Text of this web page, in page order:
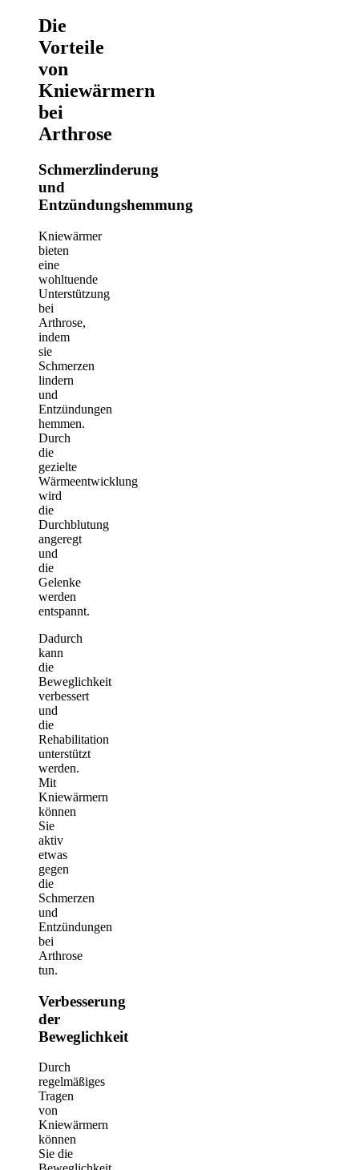
Die
Vorteile
von
Kniewärmern
bei
Arthrose
Schmerzlinderung
und
Entzündungshemmung
Kniewärmer
bieten
eine
wohltuende
Unterstützung
bei
Arthrose,
indem
sie
Schmerzen
lindern
und
Entzündungen
hemmen.
Durch
die
gezielte
Wärmeentwicklung
wird
die
Durchblutung
angeregt
und
die
Gelenke
werden
entspannt.
Dadurch
kann
die
Beweglichkeit
verbessert
und
die
Rehabilitation
unterstützt
werden.
Mit
Kniewärmern
können
Sie
aktiv
etwas
gegen
die
Schmerzen
und
Entzündungen
bei
Arthrose
tun.
Verbesserung
der
Beweglichkeit
Durch
regelmäßiges
Tragen
von
Kniewärmern
können
Sie die